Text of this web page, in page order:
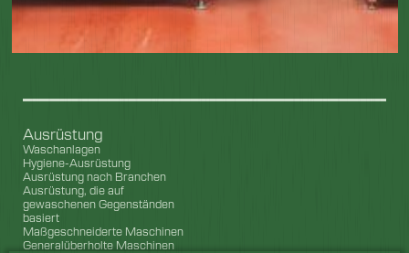
Ausrüstung
Waschanlagen
Hygiene-Ausrüstung
Ausrüstung nach Branchen
Ausrüstung, die auf
gewaschenen Gegenständen
basiert
Maßgeschneiderte Maschinen
Generalüberholte Maschinen